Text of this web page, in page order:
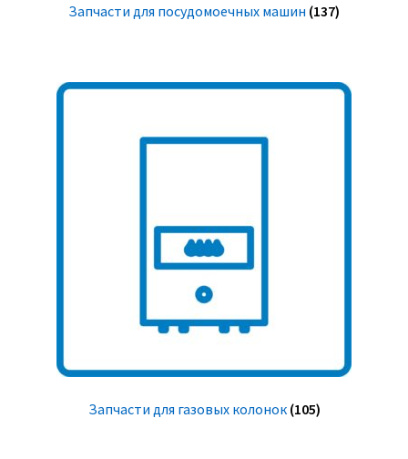
Запчасти для посудомоечных машин (137)
Запчасти для газовых колонок (105)